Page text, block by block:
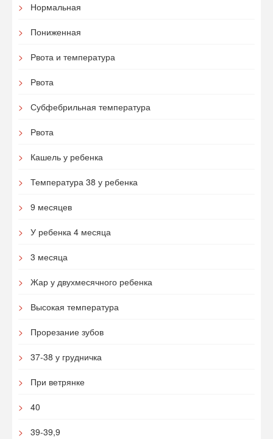
Нормальная
Пониженная
Рвота и температура
Рвота
Субфебрильная температура
Рвота
Кашель у ребенка
Температура 38 у ребенка
9 месяцев
У ребенка 4 месяца
3 месяца
Жар у двухмесячного ребенка
Высокая температура
Прорезание зубов
37-38 у грудничка
При ветрянке
40
39-39,9